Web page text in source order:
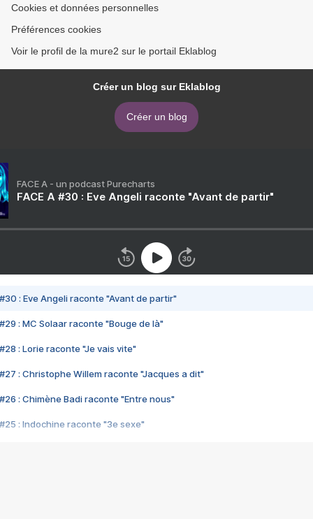
Cookies et données personnelles
Préférences cookies
Voir le profil de la mure2 sur le portail Eklablog
Créer un blog sur Eklablog
Créer un blog
FACE A - un podcast Purecharts
FACE A #30 : Eve Angeli raconte "Avant de partir"
#30 : Eve Angeli raconte "Avant de partir"
#29 : MC Solaar raconte "Bouge de là"
#28 : Lorie raconte "Je vais vite"
#27 : Christophe Willem raconte "Jacques a dit"
#26 : Chimène Badi raconte "Entre nous"
#25 : Indochine raconte "3e sexe"